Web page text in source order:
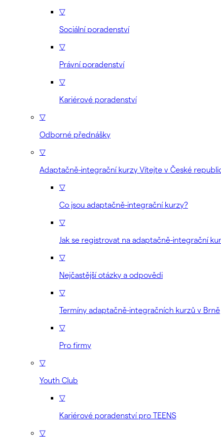
▽
Sociální poradenství
▽
Právní poradenství
▽
Kariérové poradenství
▽
Odborné přednášky
▽
Adaptačně-integrační kurzy Vítejte v České
▽
Co jsou adaptačně-integrační kurzy?
▽
Jak se registrovat na adaptačně-integrační
▽
Nejčastější otázky a odpovědi
▽
Termíny adaptačně-integračních kurzů v Brně
▽
Pro firmy
▽
Youth Club
▽
Kariérové poradenství pro TEENS
▽